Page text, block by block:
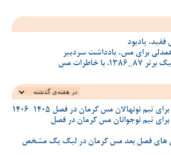
یادبود
برای مس، یادداشت سردبیر
با خاطرات مس
تیم نونهالان مس کرمان در فصل 1405-1406
تیم نوجوانان مس کرمان در فصل
های فصل بعد مس کرمان در لیگ یک مشخص